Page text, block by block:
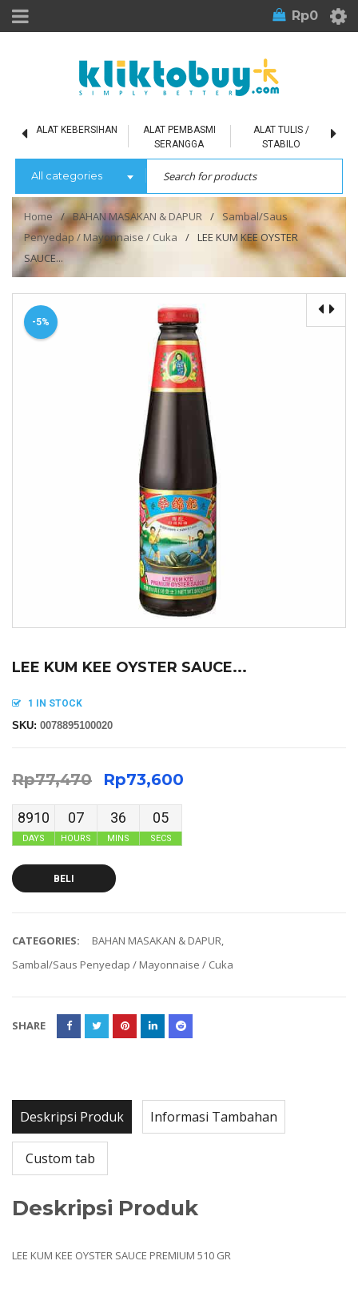
Rp0
ALAT KEBERSIHAN
ALAT PEMBASMI
SERANGGA
ALAT TULIS /
STABILO
All categories
Home / BAHAN MASAKAN & DAPUR /
Sambal/Saus
Penyedap / Mayonnaise / Cuka
/ LEE KUM KEE OYSTER
SAUCE...
-5%
LEE KUM KEE OYSTER SAUCE...
1 IN STOCK
SKU: 0078895100020
Rp77,470 Rp73,600
8910
DAYS
07
HOURS
36
MINS
05
SECS
BELI
CATEGORIES: BAHAN MASAKAN & DAPUR,
Sambal/Saus Penyedap / Mayonnaise / Cuka
SHARE
Deskripsi Produk Informasi Tambahan
Custom tab
Deskripsi Produk
LEE KUM KEE OYSTER SAUCE PREMIUM 510 GR